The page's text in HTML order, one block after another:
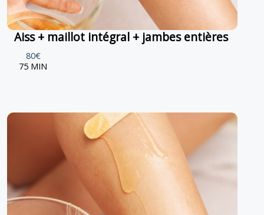
Aiss + maillot intégral + jambes entières
80€
75 MIN